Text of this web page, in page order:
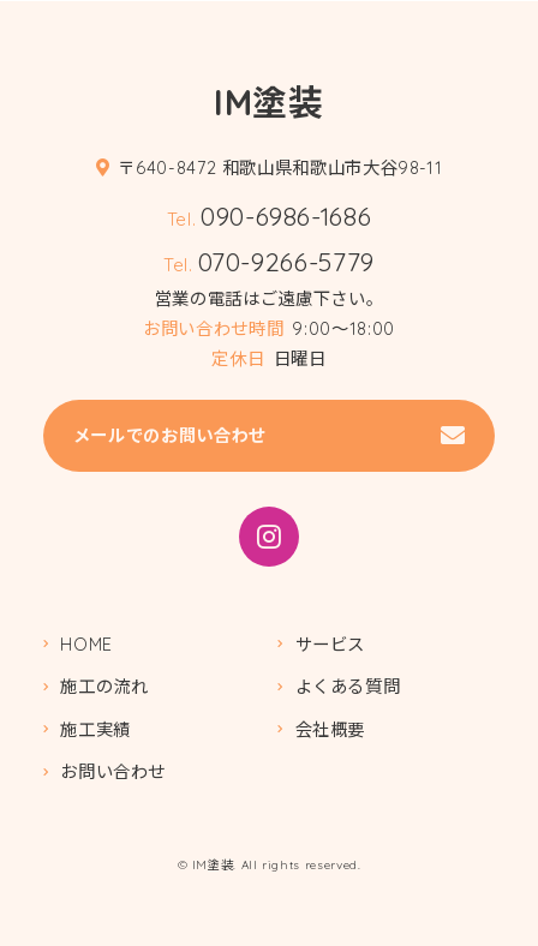
IM塗装
〒640-8472 和歌山県和歌山市大谷98-11
Tel. 090-6986-1686
Tel. 070-9266-5779
営業の電話はご遠慮下さい。
お問い合わせ時間 9:00～18:00
定休日
日曜日
メールでのお問い合わせ
HOME
サービス
施工の流れ
よくある質問
施工実績
会社概要
お問い合わせ
© IM塗装. All rights reserved.